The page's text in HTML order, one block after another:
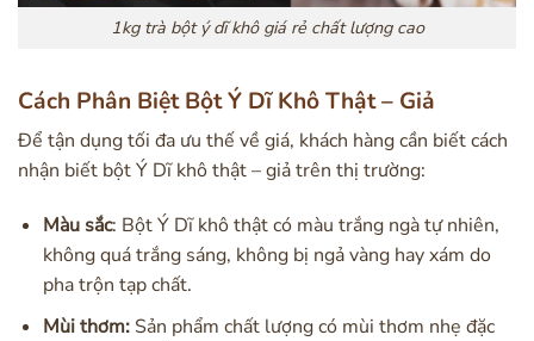
1kg trà bột ý dĩ khô giá rẻ chất lượng cao
Cách Phân Biệt Bột Ý Dĩ Khô Thật – Giả
Để tận dụng tối đa ưu thế về giá, khách hàng cần biết cách
nhận biết bột Ý Dĩ khô thật – giả trên thị trường:
Màu sắc: Bột Ý Dĩ khô thật có màu trắng ngà tự nhiên,
không quá trắng sáng, không bị ngả vàng hay xám do
pha trộn tạp chất.
Mùi thơm:Sản phẩm chất lượng có mùi thơm nhẹ đặc